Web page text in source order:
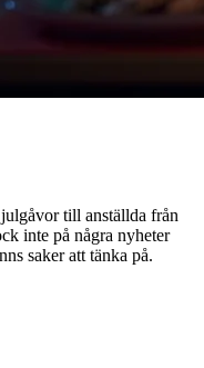
till anställda från
inte på några nyheter
saker att tänka på.